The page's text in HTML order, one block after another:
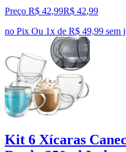
Preço R$ 42,99R$ 42,99
no Pix Ou 1x de R$ 49,99 sem
Kit 6 Xícaras